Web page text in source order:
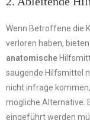
Wenn Betroffene die
verloren haben, bieten
anatomische
saugende Hilfsmittel
nicht infrage
mögliche Alternative.
eingeführt werden